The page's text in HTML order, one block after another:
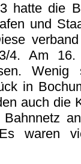
hatte die
und
4. Am
in
auch die
waren